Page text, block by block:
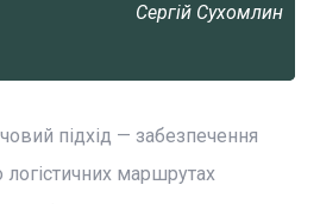
Сергій Сухомлин
підхід — забезпечення
маршрутах